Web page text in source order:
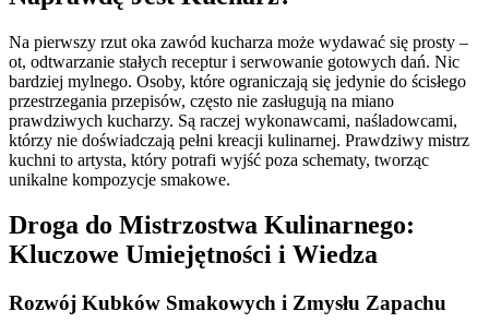
Na pierwszy rzut oka zawód kucharza może wydawać się prosty –
ot, odtwarzanie stałych receptur i serwowanie gotowych dań. Nic
bardziej mylnego. Osoby, które ograniczają się jedynie do ścisłego
przestrzegania przepisów, często nie zasługują na miano
prawdziwych kucharzy. Są raczej wykonawcami, naśladowcami,
którzy nie doświadczają pełni kreacji kulinarnej. Prawdziwy mistrz
kuchni to artysta, który potrafi wyjść poza schematy, tworząc
unikalne kompozycje smakowe.
Droga do Mistrzostwa Kulinarnego:
Kluczowe Umiejętności i Wiedza
Rozwój Kubków Smakowych i Zmysłu Zapachu